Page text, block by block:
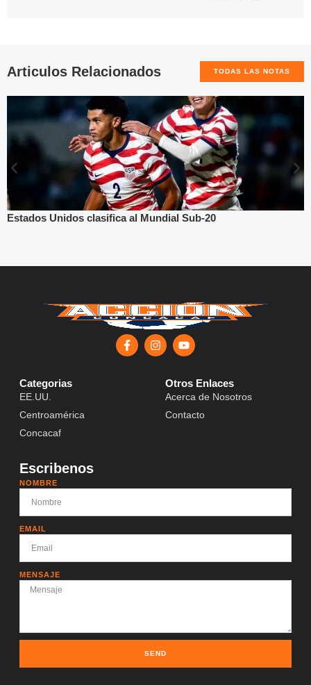
Articulos Relacionados TODAS LAS NOTAS
Estados Unidos clasifica al Mundial Sub-20
Categorias
EE.UU.
Centroamérica
Concacaf
Otros Enlaces
Acerca de Nosotros
Contacto
Escribenos
NOMBRE
EMAIL
MENSAJE
SEND